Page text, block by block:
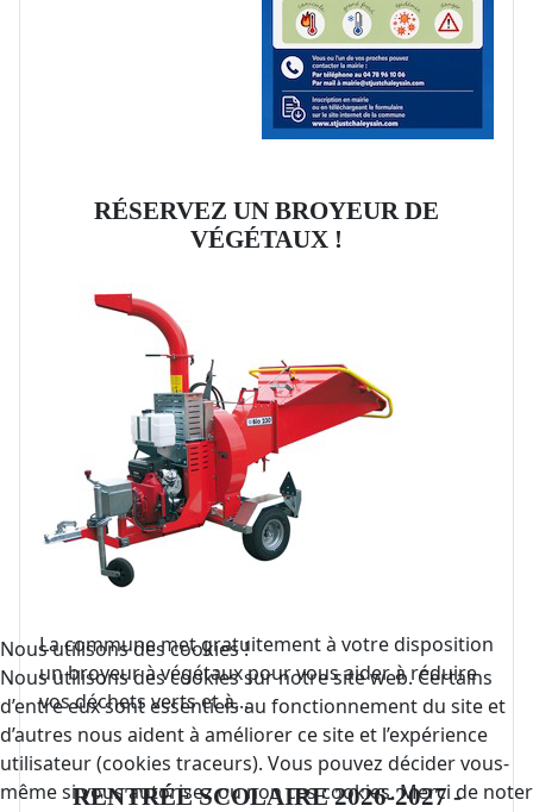
RÉSERVEZ UN BROYEUR DE
VÉGÉTAUX !
La commune met gratuitement à votre disposition
un broyeur à végétaux pour vous aider à réduire
vos déchets verts et à...
RENTRÉE SCOLAIRE 2026-2027 -
Nous utilisons des cookies !
Nous utilisons des cookies sur notre site web. Certains
d’entre eux sont essentiels au fonctionnement du site et
d’autres nous aident à améliorer ce site et l’expérience
utilisateur (cookies traceurs). Vous pouvez décider vous-
même si vous autorisez ou non ces cookies. Merci de noter